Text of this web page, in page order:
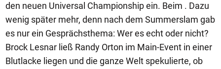
den neuen Universal Championship ein. Beim . Dazu
wenig später mehr, denn nach dem Summerslam gab
es nur ein Gesprächsthema: Wer es echt oder nicht?
Brock Lesnar ließ Randy Orton im Main-Event in einer
Blutlacke liegen und die ganze Welt spekulierte, ob